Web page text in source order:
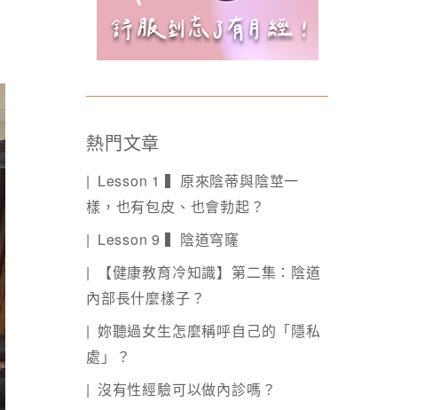
熱門文章
Lesson 1 ▍原來陰蒂與陰莖一
樣，也有包皮、也會勃起？
Lesson 9 ▍陰道穹窿
【健康教育冷知識】第二集：陰道
內部長什麼樣子？
妳聽過女生怎麼稱呼自己的「隱私
處」？
沒有性經驗可以做內診嗎？